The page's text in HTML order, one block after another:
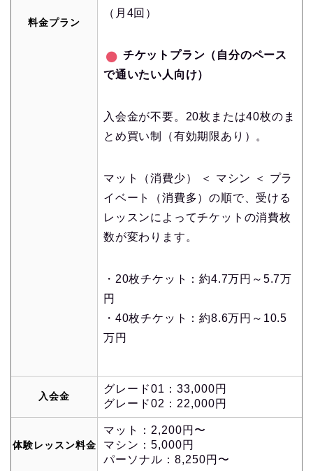
料金プラン
（月4回）
チケットプラン（自分のペース
で通いたい人向け）
入会金が不要。20枚または40枚のま
とめ買い制（有効期限あり）。
マット（消費少） ＜ マシン ＜ プラ
イベート（消費多）の順で、受ける
レッスンによってチケットの消費枚
数が変わります。
・20枚チケット：約4.7万円～5.7万
円
・40枚チケット：約8.6万円～10.5
万円
入会金
グレード01：33,000円
グレード02：22,000円
体験レッスン料金
マット：2,200円〜
マシン：5,000円
パーソナル：8,250円〜